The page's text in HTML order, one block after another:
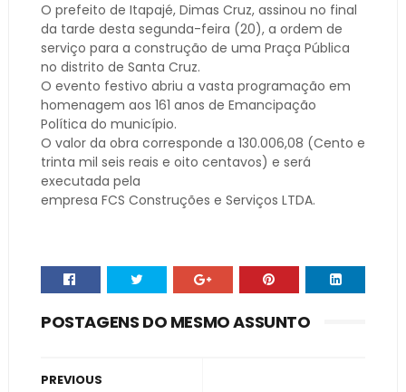
O prefeito de Itapajé, Dimas Cruz, assinou no final
da tarde desta segunda-feira (20), a ordem de
serviço para a construção de uma Praça Pública
no distrito de Santa Cruz.
O evento festivo abriu a vasta programação em
homenagem aos 161 anos de Emancipação
Política do município.
O valor da obra corresponde a 130.006,08 (Cento e
trinta mil seis reais e oito centavos) e será
executada pela
empresa FCS Construções e Serviços LTDA.
POSTAGENS DO MESMO ASSUNTO
PREVIOUS